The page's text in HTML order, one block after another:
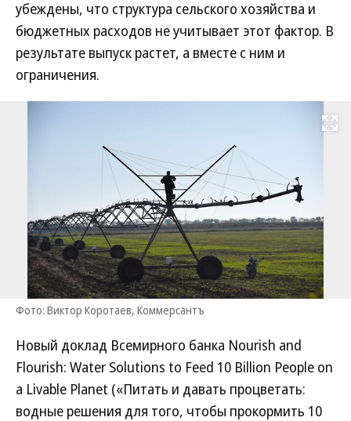
убеждены, что структура сельского хозяйства и
бюджетных расходов не учитывает этот фактор. В
результате выпуск растет, а вместе с ним и
ограничения.
Развернуть
Фото: Виктор Коротаев, Коммерсантъ
Новый доклад Всемирного банка Nourish and
Flourish: Water Solutions to Feed 10 Billion People on
a Livable Planet («Питать и давать процветать:
водные решения для того, чтобы прокормить 10